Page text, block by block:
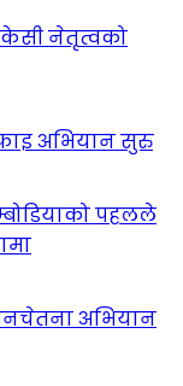
नेतृत्वको
अभियान सुरु
पहलले
अभियान